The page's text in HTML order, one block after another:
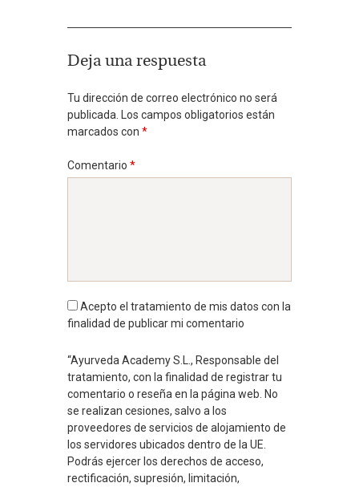
Deja una respuesta
Tu dirección de correo electrónico no será
publicada.
Los campos obligatorios están
marcados con *
Comentario *
Acepto el tratamiento de mis datos con la
finalidad de publicar mi comentario
“Ayurveda Academy S.L., Responsable del
tratamiento, con la finalidad de registrar tu
comentario o reseña en la página web. No
se realizan cesiones, salvo a los
proveedores de servicios de alojamiento de
los servidores ubicados dentro de la UE.
Podrás ejercer los derechos de acceso,
rectificación, supresión, limitación,